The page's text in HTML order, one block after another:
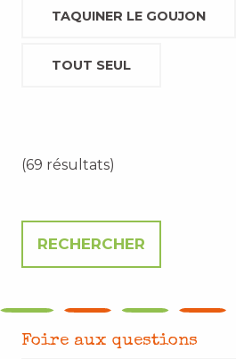
TAQUINER LE GOUJON
TOUT SEUL
(69 résultats)
Foire aux questions